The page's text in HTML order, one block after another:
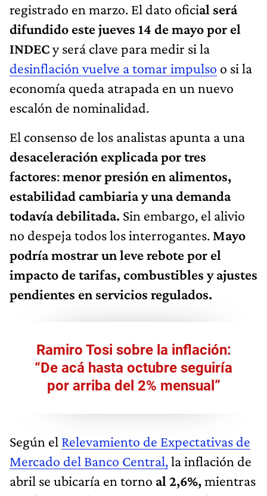
registrado en marzo. El dato oficial será
difundido este jueves 14 de mayo por el
INDECy será clave para medir si la
desinflación vuelve a tomar impulso o si la
economía queda atrapada en un nuevo
escalón de nominalidad.
El consenso de los analistas apunta a una
desaceleración explicada por tres
factores:menor presión en alimentos,
estabilidad cambiaria y una demanda
todavía debilitada. Sin embargo, el alivio
no despeja todos los interrogantes. Mayo
podría mostrar un leve rebote por el
impacto de tarifas, combustibles y ajustes
pendientes en servicios regulados.
Ramiro Tosi sobre la inflación:
“De acá hasta octubre seguiría
por arriba del 2% mensual”
Según el Relevamiento de Expectativas de
Mercado del Banco Central,la inflación de
abril se ubicaría en torno al 2,6%,mientras